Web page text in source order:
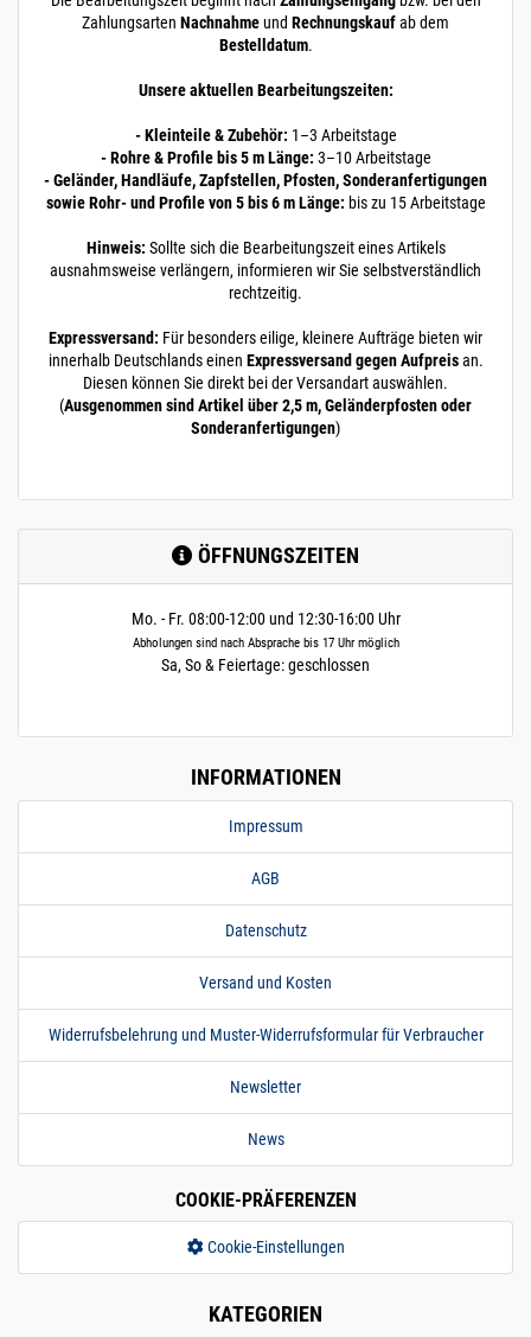
Zahlungsarten Nachnahmeund Rechnungskaufab dem
Bestelldatum.
Unsere aktuellen Bearbeitungszeiten:
- Kleinteile & Zubehör: 1–3 Arbeitstage
- Rohre & Profile bis 5 m Länge: 3–10 Arbeitstage
- Geländer, Handläufe, Zapfstellen, Pfosten, Sonderanfertigungen
sowie Rohr- und Profile von 5 bis 6 m Länge: bis zu 15 Arbeitstage
Hinweis: Sollte sich die Bearbeitungszeit eines Artikels
ausnahmsweise verlängern, informieren wir Sie selbstverständlich
rechtzeitig.
Expressversand: Für besonders eilige, kleinere Aufträge bieten wir
innerhalb Deutschlands einen Expressversand gegen Aufpreisan.
Diesen können Sie direkt bei der Versandart auswählen.
(Ausgenommen sind Artikel über 2,5 m, Geländerpfosten oder
Sonderanfertigungen)
ÖFFNUNGSZEITEN
Mo. - Fr. 08:00-12:00 und 12:30-16:00 Uhr
Abholungen sind nach Absprache bis 17 Uhr möglich
Sa, So & Feiertage: geschlossen
INFORMATIONEN
Impressum
AGB
Datenschutz
Versand und Kosten
Widerrufsbelehrung und Muster-Widerrufsformular für Verbraucher
Newsletter
News
COOKIE-PRÄFERENZEN
Cookie-Einstellungen
KATEGORIEN